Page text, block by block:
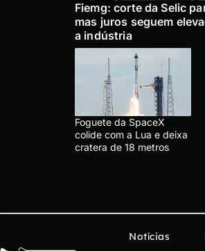
Fiemg: corte da Selic
mas juros seguem
a indústria
Foguete da SpaceX
colide com a Lua e deixa
cratera de 18 metros
Notícias